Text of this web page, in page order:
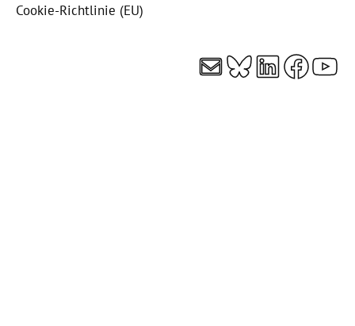
Cookie-Richtlinie (EU)
E-MailBluesky